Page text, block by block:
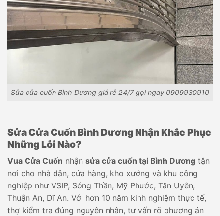
Sửa cửa cuốn Bình Dương giá rẻ 24/7 gọi ngay 0909930910
Sửa Cửa Cuốn Bình Dương Nhận Khắc Phục
Những Lỗi Nào?
Vua Cửa Cuốn nhận sửa cửa cuốn tại Bình Dương tận
nơi cho nhà dân, cửa hàng, kho xưởng và khu công
nghiệp như VSIP, Sóng Thần, Mỹ Phước, Tân Uyên,
Thuận An, Dĩ An. Với hơn 10 năm kinh nghiệm thực tế,
thợ kiểm tra đúng nguyên nhân, tư vấn rõ phương án